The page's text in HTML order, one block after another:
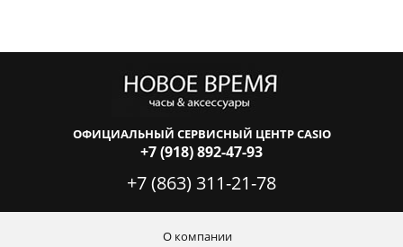
ОФИЦИАЛЬНЫЙ СЕРВИСНЫЙ ЦЕНТР CASIO
+7 (918) 892-47-93
+7 (863) 311-21-78
О компании